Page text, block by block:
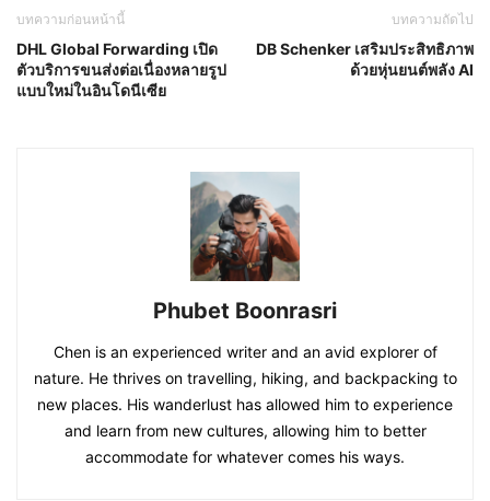
บทความก่อนหน้านี้
DHL Global Forwarding เปิด
ตัวบริการขนส่งต่อเนื่องหลายรูป
แบบใหม่ในอินโดนีเซีย
บทความถัดไป
DB Schenker เสริมประสิทธิภาพ
ด้วยหุ่นยนต์พลัง AI
Phubet Boonrasri
Chen is an experienced writer and an avid explorer of
nature. He thrives on travelling, hiking, and backpacking to
new places. His wanderlust has allowed him to experience
and learn from new cultures, allowing him to better
accommodate for whatever comes his ways.